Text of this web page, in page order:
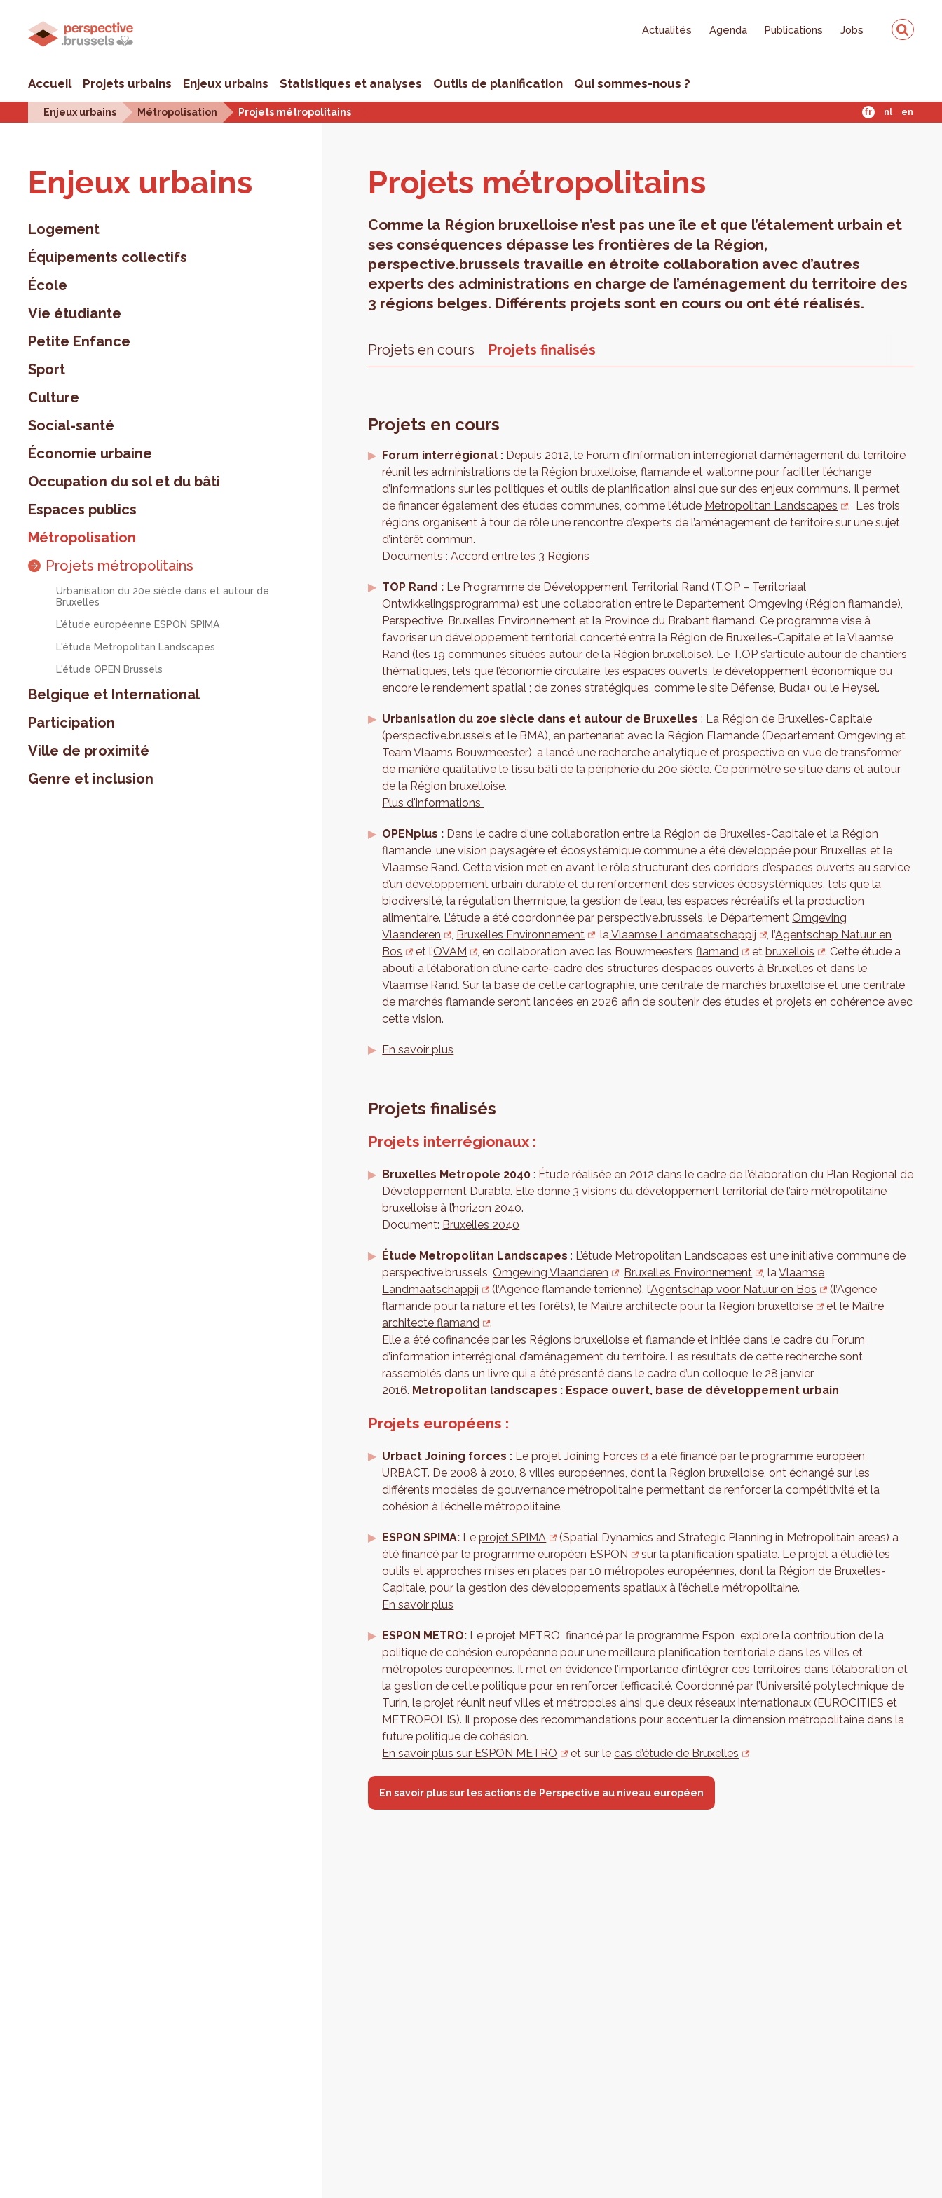
Actualités Agenda Publications Jobs
Accueil Projets urbains Enjeux urbains Statistiques et analyses Outils de planification Qui sommes-nous ?
Enjeux urbains Métropolisation Projets métropolitains fr nl en
Enjeux urbains
Logement
Équipements collectifs
École
Vie étudiante
Petite Enfance
Sport
Culture
Social-santé
Économie urbaine
Occupation du sol et du bâti
Espaces publics
Métropolisation
Projets métropolitains
Urbanisation du 20e siècle dans et autour de
Bruxelles
L’étude européenne ESPON SPIMA
L'étude Metropolitan Landscapes
L'étude OPEN Brussels
Belgique et International
Participation
Ville de proximité
Genre et inclusion
Pro­jets métro­po­li­tains
Comme la Région bruxelloise n’est pas une île et que l’étalement urbain et
ses conséquences dépasse les frontières de la Région,
perspective.brussels travaille en étroite collaboration avec d’autres
experts des administrations en charge de l’aménagement du territoire des
3 régions belges. Différents projets sont en cours ou ont été réalisés.
Projets en cours Projets finalisés
Projets en cours
Forum interrégional : Depuis 2012, le Forum d’information interrégional d’aménagement du territoire
réunit les administrations de la Région bruxelloise, flamande et wallonne pour faciliter l’échange
d’informations sur les politiques et outils de planification ainsi que sur des enjeux communs. Il permet
de financer également des études communes, comme l’étude Metropolitan Landscapes
. Les trois
régions organisent à tour de rôle une rencontre d’experts de l’aménagement de territoire sur une sujet
d’intérêt commun.
Documents :Accord entre les 3 Régions
TOP Rand : Le Programme de Développement Territorial Rand (T.OP – Territoriaal
Ontwikkelingsprogramma) est une collaboration entre le Departement Omgeving (Région flamande),
Perspective, Bruxelles Environnement et la Province du Brabant flamand. Ce programme vise à
favoriser un développement territorial concerté entre la Région de Bruxelles-Capitale et le Vlaamse
Rand (les 19 communes situées autour de la Région bruxelloise). Le T.OP s’articule autour de chantiers
thématiques, tels que l’économie circulaire, les espaces ouverts, le développement économique ou
encore le rendement spatial ; de zones stratégiques, comme le site Défense, Buda+ ou le Heysel.
Urbanisation du 20e siècle dans et autour de Bruxelles : La Région de Bruxelles-Capitale
(perspective.brussels et le BMA), en partenariat avec la Région Flamande (Departement Omgeving et
Team Vlaams Bouwmeester), a lancé une recherche analytique et prospective en vue de transformer
de manière qualitative le tissu bâti de la périphérie du 20e siècle. Ce périmètre se situe dans et autour
de la Région bruxelloise.
Plus d'informations
OPENplus : Dans le cadre d'une collaboration entre la Région de Bruxelles-Capitale et la Région
flamande, une vision paysagère et écosystémique commune a été développée pour Bruxelles et le
Vlaamse Rand. Cette vision met en avant le rôle structurant des corridors d’espaces ouverts au service
d’un développement urbain durable et du renforcement des services écosystémiques, tels que la
biodiversité, la régulation thermique, la gestion de l’eau, les espaces récréatifs et la production
alimentaire. L’étude a été coordonnée par perspective.brussels, le Département Omgeving
Vlaanderen
, Bruxelles Environnement , laVlaamse Landmaatschappij , l’Agentschap Natuur en
Bos
et l’OVAM , en collaboration avec les Bouwmeestersflamand etbruxellois
. Cette étude a
abouti à l’élaboration d’une carte-cadre des structures d’espaces ouverts à Bruxelles et dans le
Vlaamse Rand. Sur la base de cette cartographie, une centrale de marchés bruxelloise et une centrale
de marchés flamande seront lancées en 2026 afin de soutenir des études et projets en cohérence avec
cette vision.
En savoir plus
Projets finalisés
Projets interrégionaux :
Bruxelles Metropole 2040 : Étude réalisée en 2012 dans le cadre de l’élaboration du Plan Regional de
Développement Durable. Elle donne 3 visions du développement territorial de l’aire métropolitaine
bruxelloise à l’horizon 2040.
Document: Bruxelles 2040
Étude Metropolitan Landscapes : L’étude Metropolitan Landscapes est une initiative commune de
perspective.brussels, Omgeving Vlaanderen , Bruxelles Environnement , laVlaamse
Landmaatschappij
(l’Agence flamande terrienne), l’Agentschap voor Natuur en Bos
(l’Agence
flamande pour la nature et les forêts), le Maître architecte pour la Région bruxelloise et le Maître
architecte flamand
.
Elle a été cofinancée par les Régions bruxelloise et flamande et initiée dans le cadre du Forum
d’information interrégional d’aménagement du territoire. Les résultats de cette recherche sont
rassemblés dans un livre qui a été présenté dans le cadre d’un colloque, le 28 janvier
2016. Metropolitan landscapes : Espace ouvert, base de développement urbain
Projets européens :
Urbact Joining forces : Le projetJoining Forces
a été financé par le programme européen
URBACT. De 2008 à 2010, 8 villes européennes, dont la Région bruxelloise, ont échangé sur les
différents modèles de gouvernance métropolitaine permettant de renforcer la compétitivité et la
cohésion à l’échelle métropolitaine.
ESPON SPIMA: Leprojet SPIMA
(Spatial Dynamics and Strategic Planning in Metropolitain areas) a
été financé par leprogramme européen ESPON
sur la planification spatiale. Le projet a étudié les
outils et approches mises en places par 10 métropoles européennes, dont la Région de Bruxelles-
Capitale, pour la gestion des développements spatiaux à l’échelle métropolitaine.
En savoir plus
ESPON METRO: Le projet METRO financé par le programme Espon explore la contribution de la
politique de cohésion européenne pour une meilleure planification territoriale dans les villes et
métropoles européennes. Il met en évidence l’importance d’intégrer ces territoires dans l’élaboration et
la gestion de cette politique pour en renforcer l’efficacité. Coordonné par l’Université polytechnique de
Turin, le projet réunit neuf villes et métropoles ainsi que deux réseaux internationaux (EUROCITIES et
METROPOLIS). Il propose des recommandations pour accentuer la dimension métropolitaine dans la
future politique de cohésion.
En savoir plus sur ESPON METRO
et sur lecas d’étude de Bruxelles
En savoir plus sur les actions de Perspective au niveau européen